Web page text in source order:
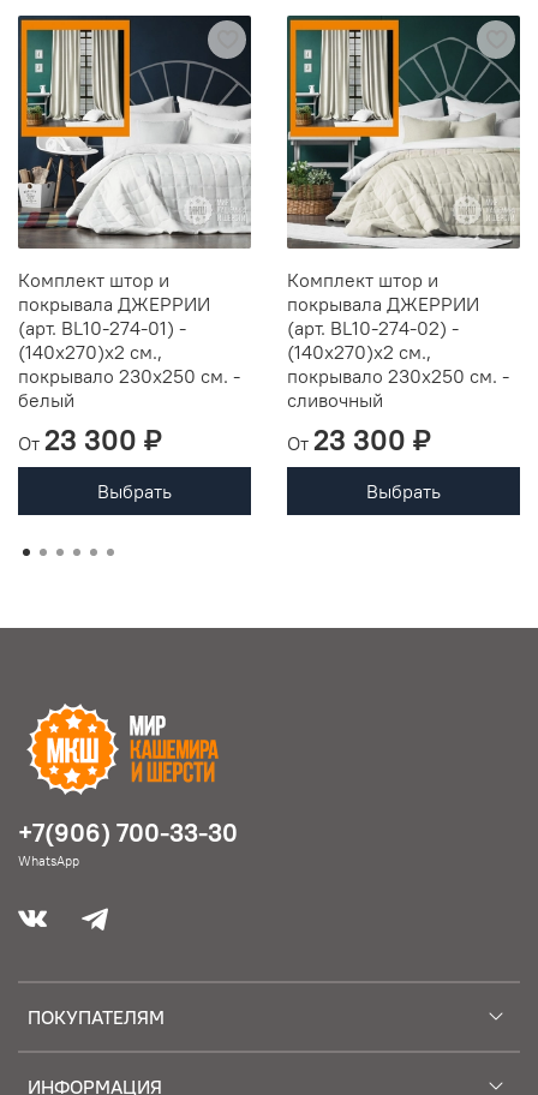
Комплект штор и
покрывала ДЖЕРРИИ
(арт. BL10-274-01) -
(140х270)х2 см.,
покрывало 230х250 см. -
белый
От 23 300 ₽
Выбрать
Комплект штор и
покрывала ДЖЕРРИИ
(арт. BL10-274-02) -
(140х270)х2 см.,
покрывало 230х250 см. -
сливочный
От 23 300 ₽
Выбрать
ПОКУПАТЕЛЯМ
ИНФОРМАЦИЯ
+7(906) 700-33-30
WhatsApp